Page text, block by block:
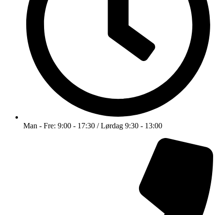
Man - Fre: 9:00 - 17:30 / Lørdag 9:30 - 13:00